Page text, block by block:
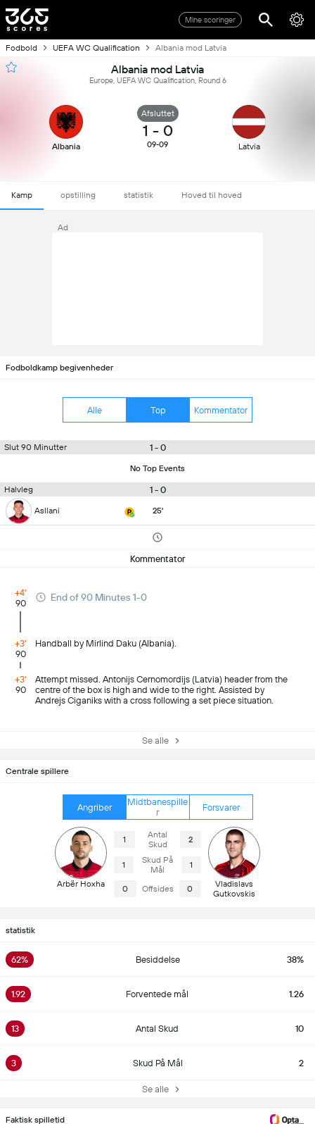
Mine scoringer
Fodbold UEFA WC Qualification Albania mod Latvia
Albania mod Latvia
Europe, UEFA WC Qualification, Round 6
Albania
Afsluttet
1 - 0
09-09 Latvia
Kamp opstilling statistik Hoved til hoved
Ad
Fodboldkamp begivenheder
Alle Top Kommentator
Slut 90 Minutter 1 - 0
No Top Events
Halvleg 1 - 0
Asllani 25'
Kommentator
+4'
90
End of 90 Minutes 1-0
+3'
90
Handball by Mirlind Daku (Albania).
+3'
90
Attempt missed. Antonijs Cernomordijs (Latvia) header from the
centre of the box is high and wide to the right. Assisted by
Andrejs Ciganiks with a cross following a set piece situation.
Se alle
Centrale spillere
Angriber
Midtbanespille
r
Forsvarer
Arbër Hoxha
1
Antal
Skud
2
1
Skud På
Mål
1
0 Offsides 0
Vladislavs
Gutkovskis
statistik
62% Besiddelse 38%
1.92 Forventede mål 1.26
13 Antal Skud 10
3 Skud På Mål 2
Se alle
Faktisk spilletid